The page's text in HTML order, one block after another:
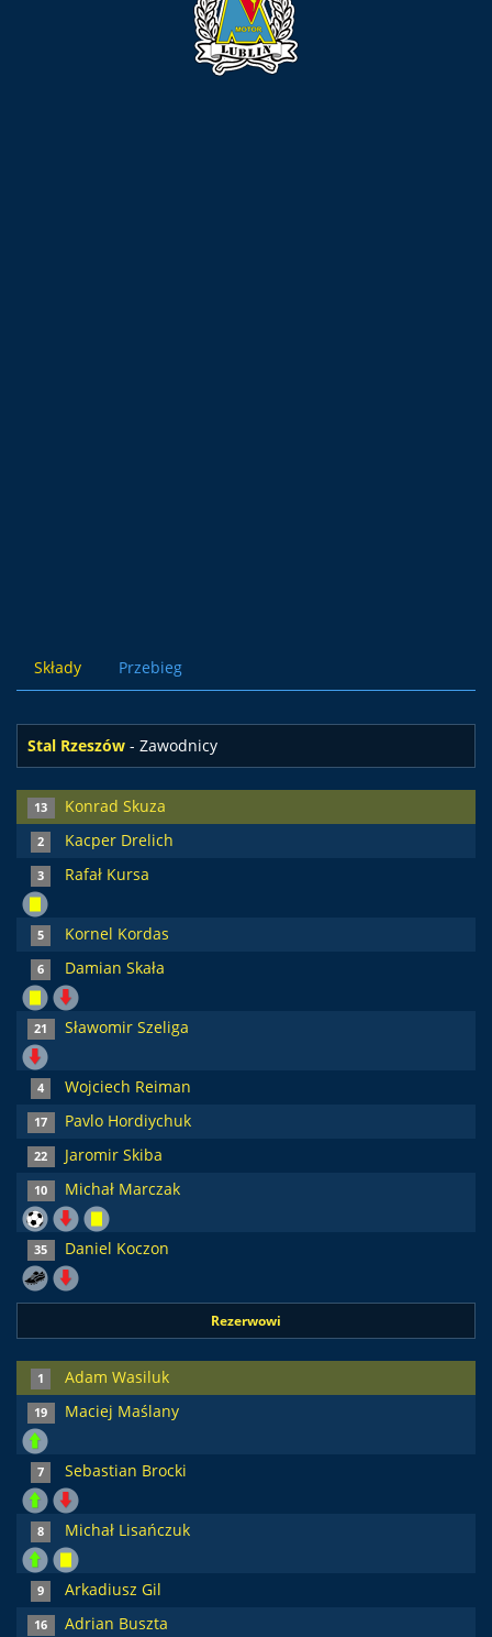
Składy Przebieg
Stal Rzeszów - Zawodnicy
13 Konrad Skuza
2 Kacper Drelich
3 Rafał Kursa
5 Kornel Kordas
6 Damian Skała
21 Sławomir Szeliga
4 Wojciech Reiman
17 Pavlo Hordiychuk
22 Jaromir Skiba
10 Michał Marczak
35 Daniel Koczon
Rezerwowi
1 Adam Wasiluk
19 Maciej Maślany
7 Sebastian Brocki
8 Michał Lisańczuk
9 Arkadiusz Gil
16 Adrian Buszta